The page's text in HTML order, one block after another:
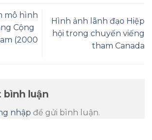
mô hình
Cộng
(2000
Hình ảnh lãnh đạo Hiệp
hội trong chuyến viếng
tham Canada
luận
nhập để gửi bình luận.